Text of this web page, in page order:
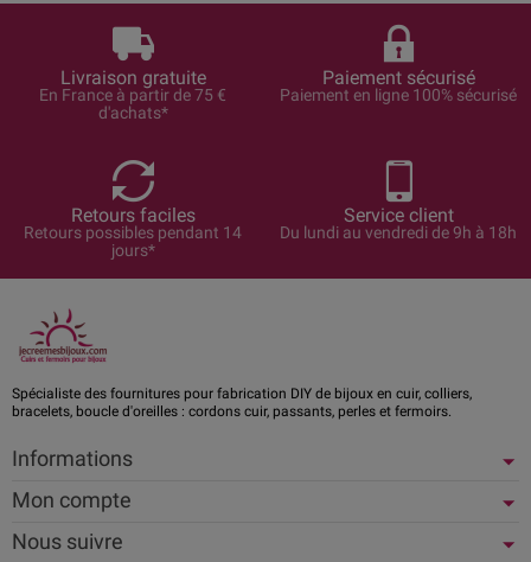
Livraison gratuite
En France à partir de 75 €
d'achats*
Paiement sécurisé
Paiement en ligne 100% sécurisé
Retours faciles
Retours possibles pendant 14
jours*
Service client
Du lundi au vendredi de 9h à 18h
Spécialiste des fournitures pour fabrication DIY de bijoux en cuir, colliers,
bracelets, boucle d'oreilles : cordons cuir, passants, perles et fermoirs.
Informations
Mon compte
Nous suivre